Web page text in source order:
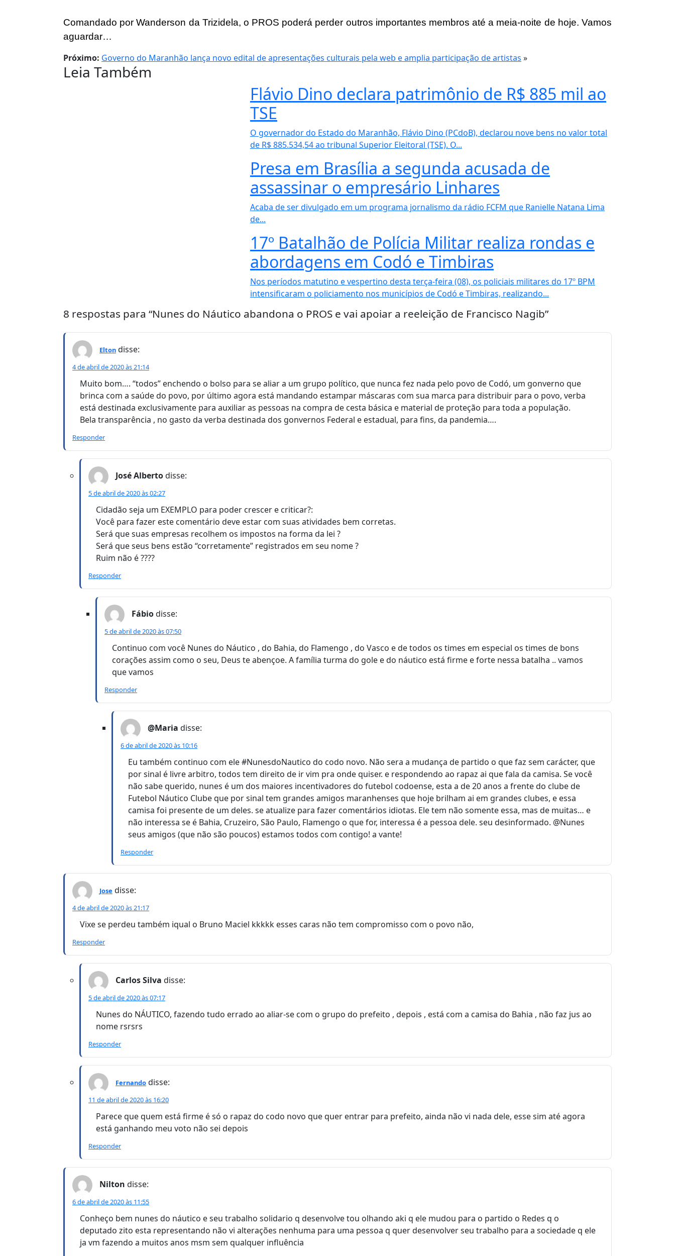
Comandado por Wanderson da Trizidela, o PROS poderá perder outros importantes membros até a meia-noite de hoje. Vamos
aguardar…
Próximo: Governo do Maranhão lança novo edital de apresentações culturais pela web e amplia participação de artistas »
Leia Também
Flávio Dino declara patrimônio de R$ 885 mil ao
TSE
O governador do Estado do Maranhão, Flávio Dino (PCdoB), declarou nove bens no valor total
de R$ 885.534,54 ao tribunal Superior Eleitoral (TSE). O...
Presa em Brasília a segunda acusada de
assassinar o empresário Linhares
Acaba de ser divulgado em um programa jornalismo da rádio FCFM que Ranielle Natana Lima
de...
17º Batalhão de Polícia Militar realiza rondas e
abordagens em Codó e Timbiras
Nos períodos matutino e vespertino desta terça-feira (08), os policiais militares do 17º BPM
intensificaram o policiamento nos municípios de Codó e Timbiras, realizando...
8 respostas para “Nunes do Náutico abandona o PROS e vai apoiar a reeleição de Francisco Nagib”
Elton disse:
4 de abril de 2020 às 21:14
Muito bom…. “todos” enchendo o bolso para se aliar a um grupo político, que nunca fez nada pelo povo de Codó, um gonverno que
brinca com a saúde do povo, por último agora está mandando estampar máscaras com sua marca para distribuir para o povo, verba
está destinada exclusivamente para auxiliar as pessoas na compra de cesta básica e material de proteção para toda a população.
Bela transparência , no gasto da verba destinada dos gonvernos Federal e estadual, para fins, da pandemia….
Responder
José Albertodisse:
5 de abril de 2020 às 02:27
Cidadão seja um EXEMPLO para poder crescer e criticar?:
Você para fazer este comentário deve estar com suas atividades bem corretas.
Será que suas empresas recolhem os impostos na forma da lei ?
Será que seus bens estão “corretamente” registrados em seu nome ?
Ruim não é ????
Responder
Fábiodisse:
5 de abril de 2020 às 07:50
Continuo com você Nunes do Náutico , do Bahia, do Flamengo , do Vasco e de todos os times em especial os times de bons
corações assim como o seu, Deus te abençoe. A família turma do gole e do náutico está firme e forte nessa batalha .. vamos
que vamos
Responder
@Maria disse:
6 de abril de 2020 às 10:16
Eu também continuo com ele #NunesdoNautico do codo novo. Não sera a mudança de partido o que faz sem carácter, que
por sinal é livre arbitro, todos tem direito de ir vim pra onde quiser. e respondendo ao rapaz ai que fala da camisa. Se você
não sabe querido, nunes é um dos maiores incentivadores do futebol codoense, esta a de 20 anos a frente do clube de
Futebol Náutico Clube que por sinal tem grandes amigos maranhenses que hoje brilham ai em grandes clubes, e essa
camisa foi presente de um deles. se atualize para fazer comentários idiotas. Ele tem não somente essa, mas de muitas… e
não interessa se é Bahia, Cruzeiro, São Paulo, Flamengo o que for, interessa é a pessoa dele. seu desinformado. @Nunes
seus amigos (que não são poucos) estamos todos com contigo! a vante!
Responder
Jose disse:
4 de abril de 2020 às 21:17
Vixe se perdeu também iqual o Bruno Maciel kkkkk esses caras não tem compromisso com o povo não,
Responder
Carlos Silva disse:
5 de abril de 2020 às 07:17
Nunes do NÁUTICO, fazendo tudo errado ao aliar-se com o grupo do prefeito , depois , está com a camisa do Bahia , não faz jus ao
nome rsrsrs
Responder
Fernando disse:
11 de abril de 2020 às 16:20
Parece que quem está firme é só o rapaz do codo novo que quer entrar para prefeito, ainda não vi nada dele, esse sim até agora
está ganhando meu voto não sei depois
Responder
Nilton disse:
6 de abril de 2020 às 11:55
Conheço bem nunes do náutico e seu trabalho solidario q desenvolve tou olhando aki q ele mudou para o partido o Redes q o
deputado zito esta representando não vi alterações nenhuma para uma pessoa q quer desenvolver seu trabalho para a sociedade q ele
ja vm fazendo a muitos anos msm sem qualquer influência